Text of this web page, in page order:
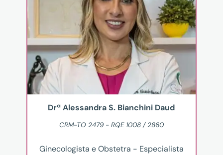
Drª Alessandra S. Bianchini Daud
CRM-TO 2479 - RQE 1008 / 2860
Ginecologista e Obstetra - Especialista